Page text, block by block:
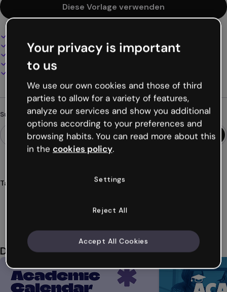
Diese Vorlage verwenden
100% anpassbar
Audio, Video und Multimedia hinzufügen
Online präsentieren, teilen oder veröffentlichen
Als PDF, MP4 und andere Formate herunterladen
Suchst du etwas anderes?
Tags
Das könnte dir auch gefallen
Your privacy is important
to us
We use our own cookies and those of third
parties to allow for a variety of features,
analyze our services and show you additional
options according to your preferences and
browsing habits. You can read more about this
in the cookies policy.
Settings
Reject All
Accept All Cookies